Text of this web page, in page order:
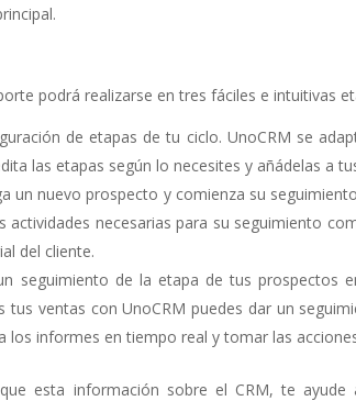
podrá realizarse en tres fáciles e intuitivas
de etapas de tu ciclo. UnoCRM se
las etapas según lo necesites y añádelas a
un nuevo prospecto y comienza su
actividades necesarias para su seguimiento
del cliente.
seguimiento de la etapa de tus prospectos
tus ventas con UnoCRM puedes dar un
los informes en tiempo real y tomar las
esta información sobre el CRM, te